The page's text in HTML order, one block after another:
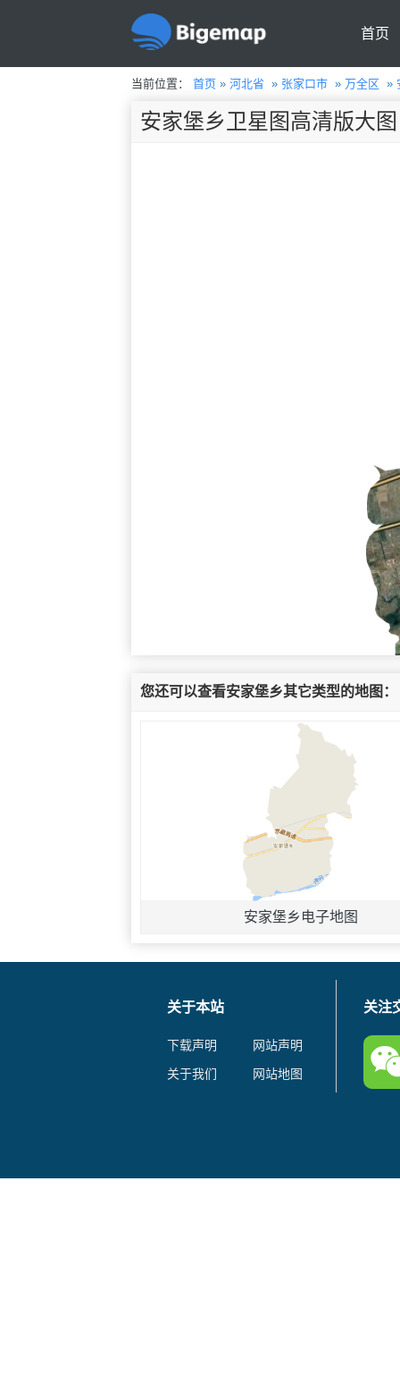
首页
当前位置： 首页» 河北省 » 张家口市» 万全区 »
安家堡乡卫星图高清版大图
您还可以查看安家堡乡其它类型的地图：
安家堡乡电子地图
关于本站
下载声明
网站声明
关于我们
网站地图
关注